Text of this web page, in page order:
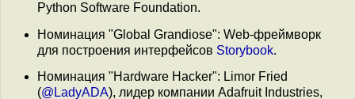
Python Software Foundation.
Номинация "Global Grandiose": Web-фреймворк
для построения интерфейсов Storybook.
Номинация "Hardware Hacker": Limor Fried
(@LadyADA), лидер компании Adafruit Industries,